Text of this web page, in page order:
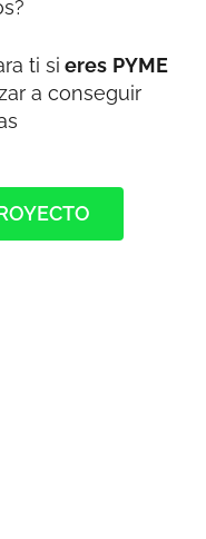
ti si eres PYME
a conseguir